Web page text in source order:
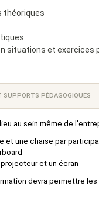
théoriques
situations et exercices
SUPPORTS PÉDAGOGIQUES
au sein même de
et une chaise par
et un écran
devra permettre